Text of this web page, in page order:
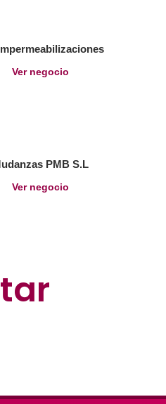
Ver negocio
PMB S.L
Ver negocio